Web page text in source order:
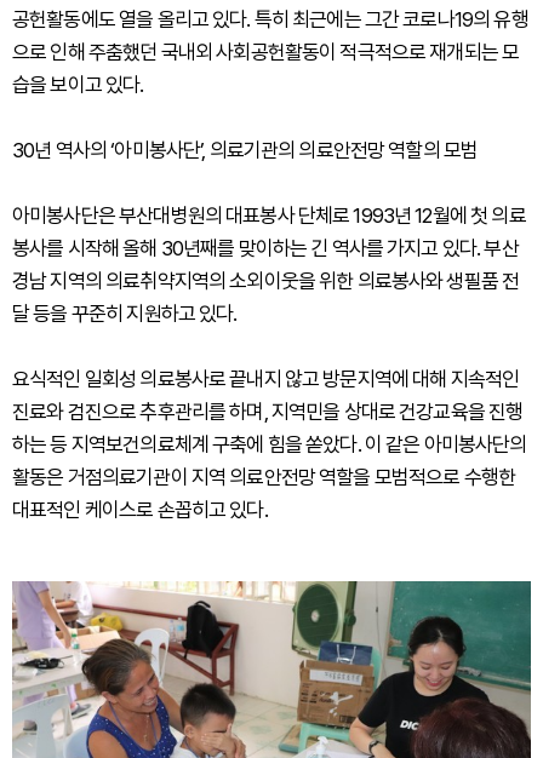
공헌활동에도 열을 올리고 있다. 특히 최근에는 그간 코로나19의 유행
으로 인해 주춤했던 국내외 사회공헌활동이 적극적으로 재개되는 모
습을 보이고 있다.
30년 역사의 ‘아미봉사단’, 의료기관의 의료안전망 역할의 모범
아미봉사단은 부산대병원의 대표봉사 단체로 1993년 12월에 첫 의료
봉사를 시작해 올해 30년째를 맞이하는 긴 역사를 가지고 있다. 부산
경남 지역의 의료취약지역의 소외이웃을 위한 의료봉사와 생필품 전
달 등을 꾸준히 지원하고 있다.
요식적인 일회성 의료봉사로 끝내지 않고 방문지역에 대해 지속적인
진료와 검진으로 추후관리를 하며, 지역민을 상대로 건강교육을 진행
하는 등 지역보건의료체계 구축에 힘을 쏟았다. 이 같은 아미봉사단의
활동은 거점의료기관이 지역 의료안전망 역할을 모범적으로 수행한
대표적인 케이스로 손꼽히고 있다.